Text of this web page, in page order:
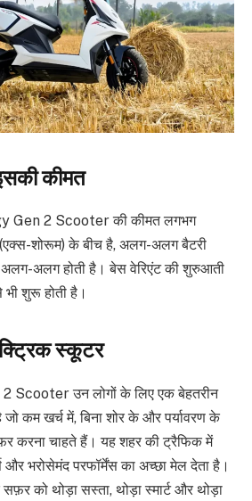
कीमत
Gen 2 Scooter की कीमत लगभग
(एक्स-शोरूम) के बीच है, अलग-अलग बैटरी
अलग-अलग होती है। बेस वेरिएंट की शुरुआती
शुरू होती है।
स्कूटर
Scooter उन लोगों के लिए एक बेहतरीन
कम खर्च में, बिना शोर के और पर्यावरण के
करना चाहते हैं। यह शहर की ट्रैफिक में
और भरोसेमंद परफॉर्मेंस का अच्छा मेल देता है।
को थोड़ा सस्ता, थोड़ा स्मार्ट और थोड़ा